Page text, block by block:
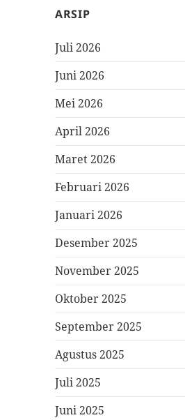
ARSIP
Juli 2026
Juni 2026
Mei 2026
April 2026
Maret 2026
Februari 2026
Januari 2026
Desember 2025
November 2025
Oktober 2025
September 2025
Agustus 2025
Juli 2025
Juni 2025